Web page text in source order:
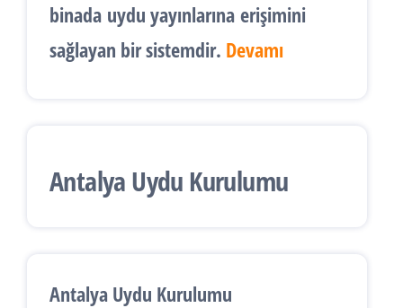
binada uydu yayınlarına erişimini
sağlayan bir sistemdir. Devamı
Antalya Uydu Kurulumu
Antalya Uydu Kurulumu